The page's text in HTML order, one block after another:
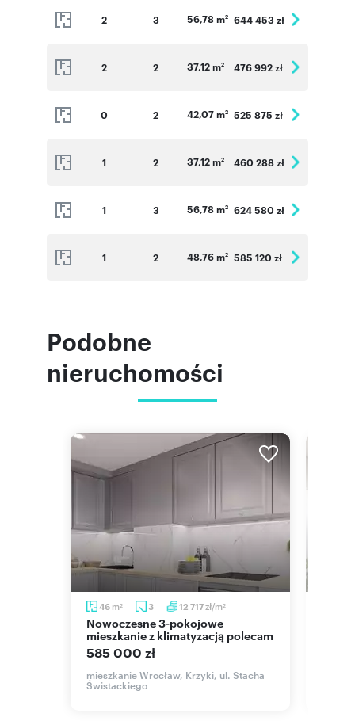
2 3 56,78 m2 644 453 zł
2 2 37,12 m2 476 992 zł
0 2 42,07 m2 525 875 zł
1 2 37,12 m2 460 288 zł
1 3 56,78 m2 624 580 zł
1 2 48,76 m2 585 120 zł
Podobne
nieruchomości
46 m2 3 12 717zł/m2
Nowoczesne 3-pokojowe
mieszkanie z klimatyzacją polecam
585 000 zł
mieszkanie Wrocław, Krzyki, ul. Stacha
Świstackiego